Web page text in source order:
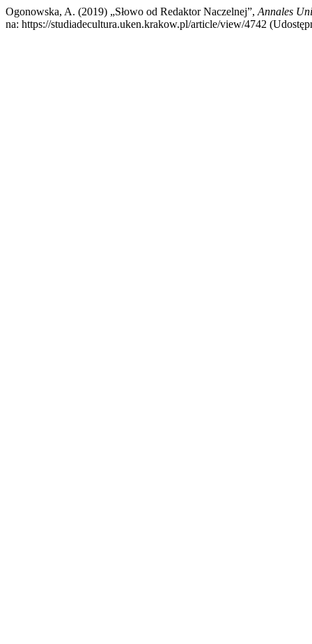
Ogonowska, A. (2019) „Słowo od Redaktor Naczelnej”, Annales
na: https://studiadecultura.uken.krakow.pl/article/view/4742